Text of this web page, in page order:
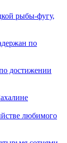
рыбы-фугу,
по
достижении
любимого